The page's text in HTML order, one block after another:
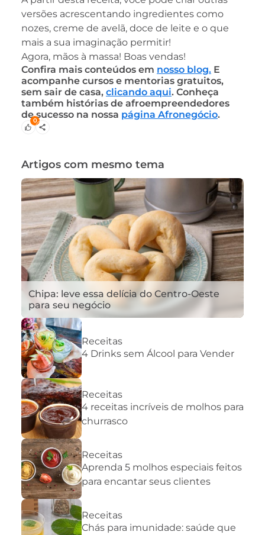
versões acrescentando ingredientes como
nozes, creme de avelã, doce de leite e o que
mais a sua imaginação permitir!
Agora, mãos à massa! Boas vendas!
Confira mais conteúdos em nosso blog. E
acompanhe cursos e mentorias gratuitos,
sem sair de casa, clicando aqui. Conheça
também histórias de afroempreendedores
de sucesso na nossa página Afronegócio.
0
Artigos com mesmo tema
Chipa: leve essa delícia do Centro-Oeste
para seu negócio
Receitas
4 Drinks sem Álcool para Vender
Receitas
4 receitas incríveis de molhos para
churrasco
Receitas
Aprenda 5 molhos especiais feitos
para encantar seus clientes
Receitas
Chás para imunidade: saúde que